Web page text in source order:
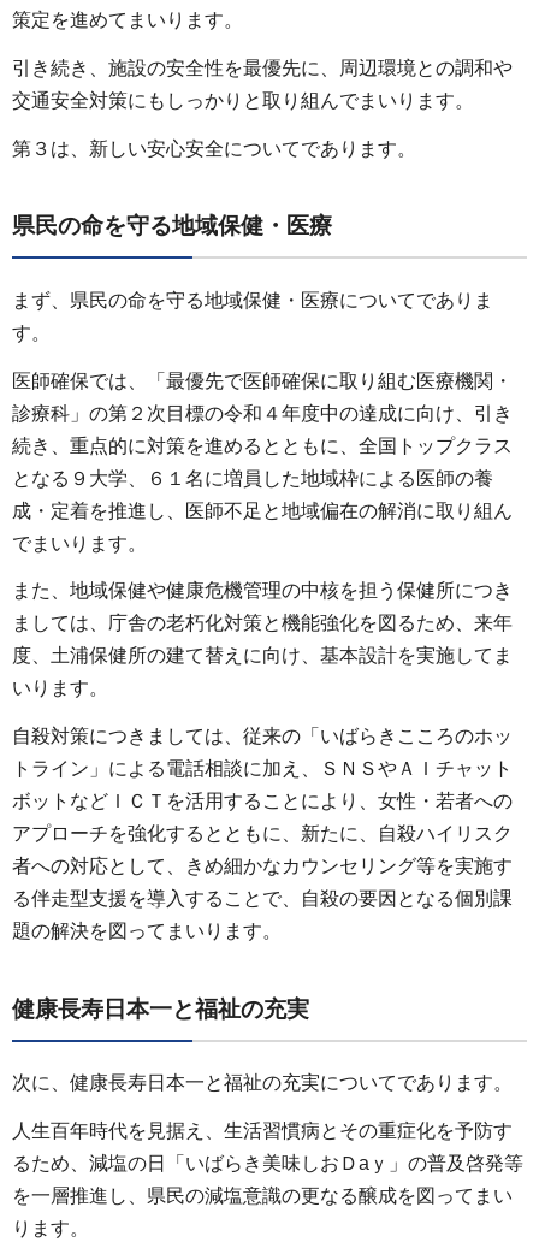
策定を進めてまいります。
引き続き、施設の安全性を最優先に、周辺環境との調和や
交通安全対策にもしっかりと取り組んでまいります。
第３は、新しい安心安全についてであります。
県民の命を守る地域保健・医療
まず、県民の命を守る地域保健・医療についてでありま
す。
医師確保では、「最優先で医師確保に取り組む医療機関・
診療科」の第２次目標の令和４年度中の達成に向け、引き
続き、重点的に対策を進めるとともに、全国トップクラス
となる９大学、６１名に増員した地域枠による医師の養
成・定着を推進し、医師不足と地域偏在の解消に取り組ん
でまいります。
また、地域保健や健康危機管理の中核を担う保健所につき
ましては、庁舎の老朽化対策と機能強化を図るため、来年
度、土浦保健所の建て替えに向け、基本設計を実施してま
いります。
自殺対策につきましては、従来の「いばらきこころのホッ
トライン」による電話相談に加え、ＳＮＳやＡＩチャット
ボットなどＩＣＴを活用することにより、女性・若者への
アプローチを強化するとともに、新たに、自殺ハイリスク
者への対応として、きめ細かなカウンセリング等を実施す
る伴走型支援を導入することで、自殺の要因となる個別課
題の解決を図ってまいります。
健康長寿日本一と福祉の充実
次に、健康長寿日本一と福祉の充実についてであります。
人生百年時代を見据え、生活習慣病とその重症化を予防す
るため、減塩の日「いばらき美味しおＤaｙ」の普及啓発等
を一層推進し、県民の減塩意識の更なる醸成を図ってまい
ります。